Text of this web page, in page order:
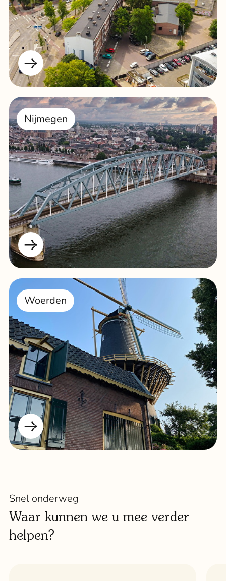
Nijmegen
Woerden
Snel onderweg
Waar kunnen we u mee verder
helpen?